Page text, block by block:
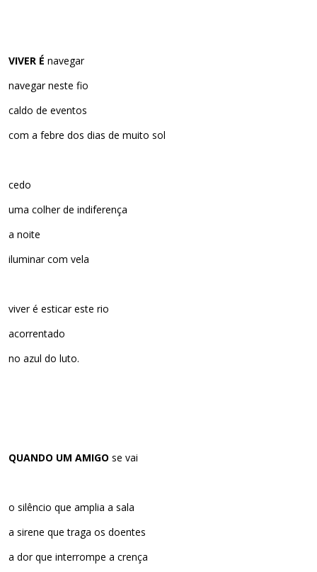
VIVER É navegar
navegar neste fio
caldo de eventos
com a febre dos dias de muito sol
cedo
uma colher de indiferença
a noite
iluminar com vela
viver é esticar este rio
acorrentado
no azul do luto.
QUANDO UM AMIGO se vai
o silêncio que amplia a sala
a sirene que traga os doentes
a dor que interrompe a crença